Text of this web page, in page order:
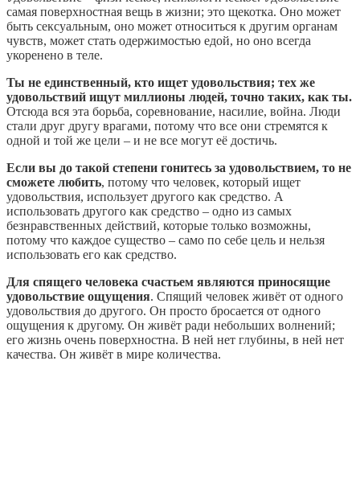
самая поверхностная вещь в жизни; это щекотка. Оно может
быть сексуальным, оно может относиться к другим органам
чувств, может стать одержимостью едой, но оно всегда
укоренено в теле.
Ты не единственный, кто ищет удовольствия; тех же
удовольствий ищут миллионы людей, точно таких, как ты.
Отсюда вся эта борьба, соревнование, насилие, война. Люди
стали друг другу врагами, потому что все они стремятся к
одной и той же цели – и не все могут её достичь.
Если вы до такой степени гонитесь за удовольствием, то не
сможете любить, потому что человек, который ищет
удовольствия, использует другого как средство. А
использовать другого как средство – одно из самых
безнравственных действий, которые только возможны,
потому что каждое существо – само по себе цель и нельзя
использовать его как средство.
Для спящего человека счастьем являются приносящие
удовольствие ощущения. Спящий человек живёт от одного
удовольствия до другого. Он просто бросается от одного
ощущения к другому. Он живёт ради небольших волнений;
его жизнь очень поверхностна. В ней нет глубины, в ней нет
качества. Он живёт в мире количества.